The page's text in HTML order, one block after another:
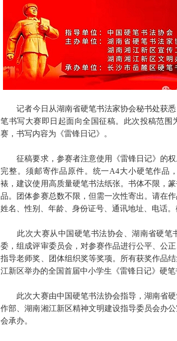
记者今日 从湖南省硬笔书法家协会秘书处获
笔书写大赛即日起面向全国征稿。此次投稿范围
赛，书写内容为《雷锋日记》。
征稿要求，参赛者注意使用《雷锋日记》的权
完整。须邮寄作品原件。统一A4大小硬笔作品
裱，建议使用高质量硬笔书法纸张。书体不限，
品。团体参赛总数不限，但需一次性寄出。请在
姓名、性别、年龄、身份证号、通讯地址、电话。
此次大赛从中国硬笔书法协会、湖南省硬笔
委，组成评审委员会，对参赛作品进行公平、公
指导老师奖、团体组织奖等奖项。所有获奖作品
江新区举办的全国首届中小学生《雷锋日记》硬笔
此次大赛由中国硬笔书法协会指导，湖南省硬
作部、湖南湘江新区精神文明建设指导委员会办
会承办。